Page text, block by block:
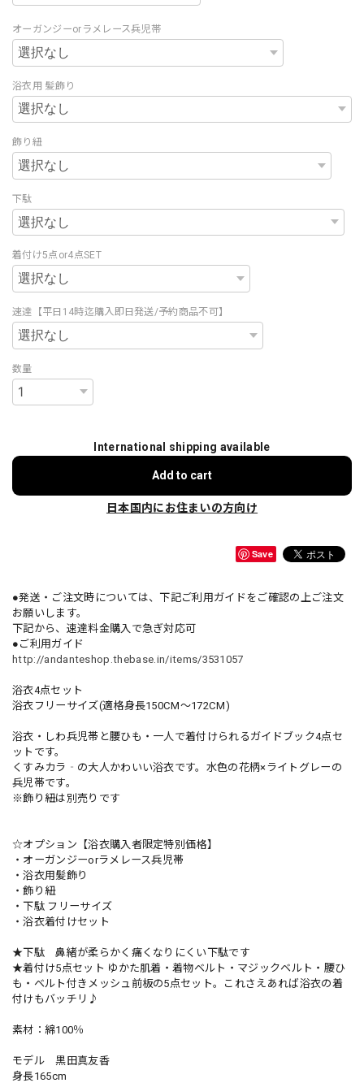
オーガンジーorラメレース兵児帯
浴衣用 髪飾り
飾り紐
下駄
着付け5点or4点SET
速達【平日14時迄購入即日発送/予約商品不可】
数量
International shipping available
Add to cart
日本国内にお住まいの方向け
Save
●発送・ご注文時については、下記ご利用ガイドをご確認の上ご注文
お願いします。
下記から、速達料金購入で急ぎ対応可
●ご利用ガイド
http://andanteshop.thebase.in/items/3531057
浴衣4点セット
浴衣フリーサイズ(適格身長150CM～172CM)
浴衣・しわ兵児帯と腰ひも・一人で着付けられるガイドブック4点セ
ットです。
くすみカラ‐の大人かわいい浴衣です。水色の花柄×ライトグレーの
兵児帯です。
※飾り紐は別売りです
☆オプション【浴衣購入者限定特別価格】
・オーガンジーorラメレース兵児帯
・浴衣用髪飾り
・飾り紐
・下駄 フリーサイズ
・浴衣着付けセット
★下駄 鼻緒が柔らかく痛くなりにくい下駄です
★着付け5点セット ゆかた肌着・着物ベルト・マジックベルト・腰ひ
も・ベルト付きメッシュ前板の5点セット。これさえあれば浴衣の着
付けもバッチリ♪
素材：綿100％
モデル 黒田真友香
身長165cm